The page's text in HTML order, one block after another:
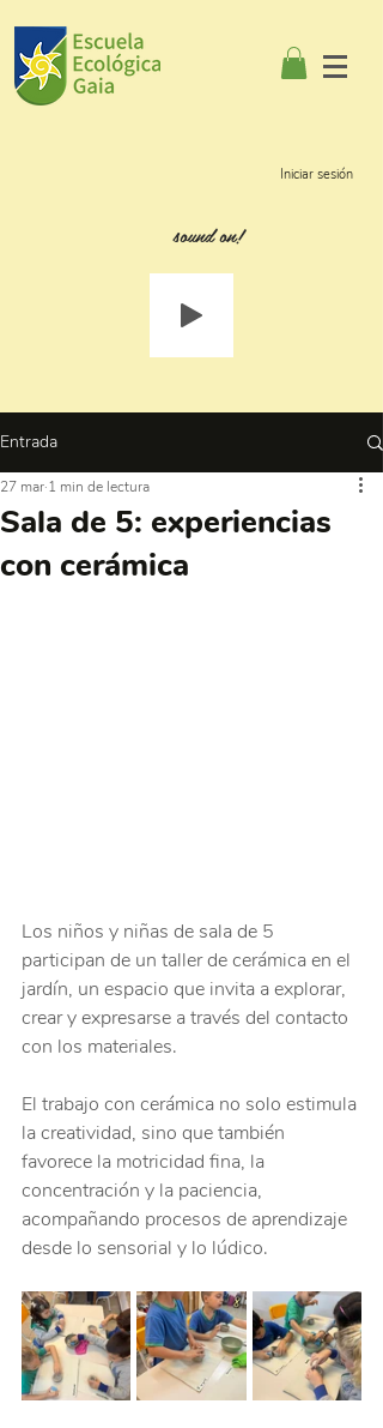
Iniciar sesión
sound on!
Entrada
Sala de 5: experiencias
con cerámica
27 mar 1 min de lectura
Los niños y niñas de sala de 5
participan de un taller de cerámica en el
jardín, un espacio que invita a explorar,
crear y expresarse a través del contacto
con los materiales.
El trabajo con cerámica no solo estimula
la creatividad, sino que también
favorece la motricidad fina, la
concentración y la paciencia,
acompañando procesos de aprendizaje
desde lo sensorial y lo lúdico.